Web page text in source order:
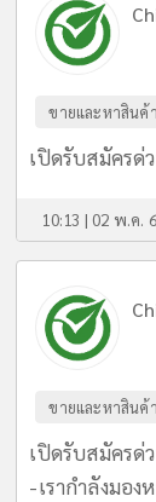
ขายและหาสินค้า
เปิดรับสมัครด่
10:13 | 02 พ.ค.
ขายและหาสินค้า
เปิดรับสมัครด่
-เรากำลังมอง